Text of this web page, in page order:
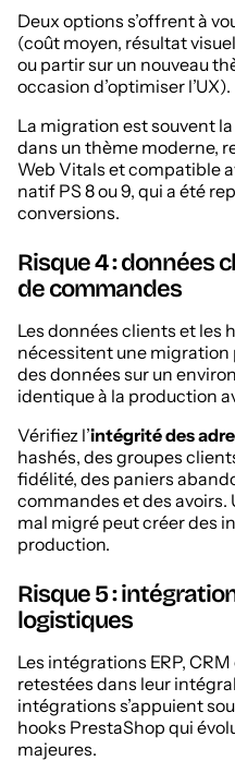
Deux options s’offrent à
(coût moyen, résultat
ou partir sur un nouveau
occasion d’optimiser l’UX).
La migration est souvent
dans un thème moderne,
Web Vitals et compatible
natif PS 8 ou 9, qui a été
conversions.
Risque 4 : données
de commandes
Les données clients et les
nécessitent une migration
des données sur un
identique à la production
Vérifiez l’intégrité des
hashés, des groupes
fidélité, des paniers
commandes et des
mal migré peut créer des
production.
Risque 5 :
logistiques
Les intégrations ERP,
retestées dans leur
intégrations s’appuient
hooks PrestaShop qui
majeures.